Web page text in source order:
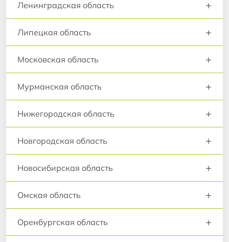
Ленинградская область +
Липецкая область +
Московская область +
Мурманская область +
Нижегородская область +
Новгородская область +
Новосибирская область +
Омская область +
Оренбургская область +